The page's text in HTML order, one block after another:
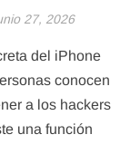
27, 2026
del iPhone
conocen
a los hackers
una función